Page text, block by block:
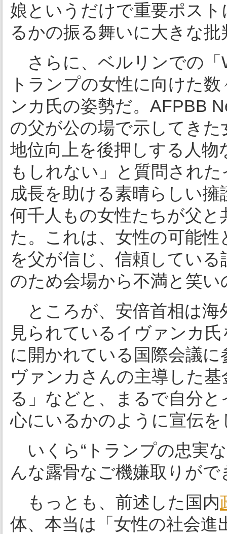
娘というだけで重要ポスト
るかの振る舞いに大きな
さらに、ベルリンでの「
トランプの女性に向けた
ンカ氏の姿勢だ。AFPBB
の父が公の場で示してき
地位向上を後押しする人
もしれない」と質問され
成長を助ける素晴らしい
何千人もの女性たちが父
た。これは、女性の可能
を父が信じ、信頼してい
のため会場から不満と笑
ところが、安倍首相は海
見られているイヴァンカ
に開かれている国際会議
ヴァンカさんの主導した
る」などと、まるで自分
心にいるかのように宣伝
いくら“トランプの忠実
んな露骨なご機嫌取りが
もっとも、前述した国内
体、本当は「女性の社会